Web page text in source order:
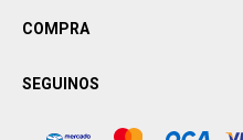
COMPRA
SEGUINOS